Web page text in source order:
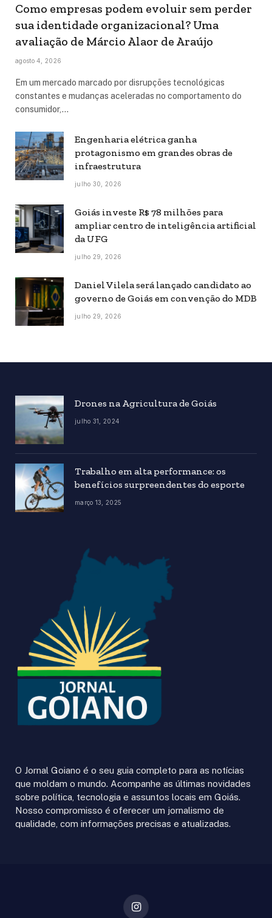
Como empresas podem evoluir sem perder
sua identidade organizacional? Uma
avaliação de Márcio Alaor de Araújo
agosto 4, 2026
Em um mercado marcado por disrupções tecnológicas
constantes e mudanças aceleradas no comportamento do
consumidor,…
Engenharia elétrica ganha
protagonismo em grandes obras de
infraestrutura
julho 30, 2026
Goiás investe R$ 78 milhões para
ampliar centro de inteligência artificial
da UFG
julho 29, 2026
Daniel Vilela será lançado candidato ao
governo de Goiás em convenção do MDB
julho 29, 2026
Drones na Agricultura de Goiás
julho 31, 2024
Trabalho em alta performance: os
benefícios surpreendentes do esporte
março 13, 2025
O Jornal Goiano é o seu guia completo para as notícias
que moldam o mundo. Acompanhe as últimas novidades
sobre política, tecnologia e assuntos locais em Goiás.
Nosso compromisso é oferecer um jornalismo de
qualidade, com informações precisas e atualizadas.
Instagram